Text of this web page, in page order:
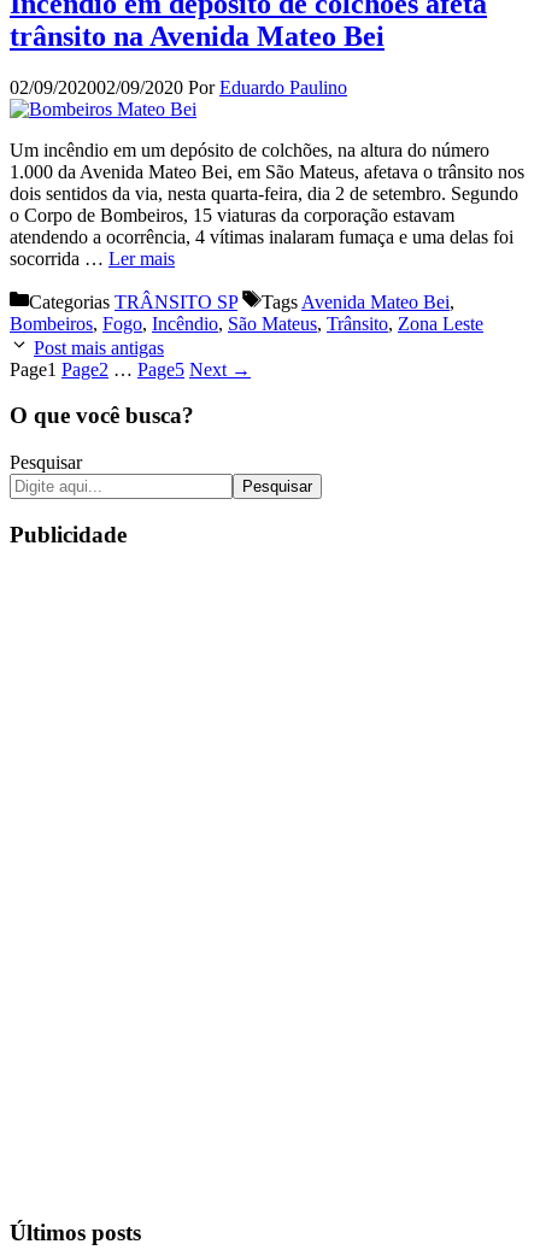
trânsito na Avenida Mateo Bei
02/09/202002/09/2020 PorEduardo Paulino
Um incêndio em um depósito de colchões, na altura do número
1.000 da Avenida Mateo Bei, em São Mateus, afetava o trânsito nos
dois sentidos da via, nesta quarta-feira, dia 2 de setembro. Segundo
o Corpo de Bombeiros, 15 viaturas da corporação estavam
atendendo a ocorrência, 4 vítimas inalaram fumaça e uma delas foi
socorrida … Ler mais
Categorias TRÂNSITO SP Tags Avenida Mateo Bei,
Bombeiros, Fogo, Incêndio, São Mateus, Trânsito, Zona Leste
Post mais antigas
Page1 Page2 … Page5 Next →
O que você busca?
Pesquisar
Pesquisar
Publicidade
Últimos posts